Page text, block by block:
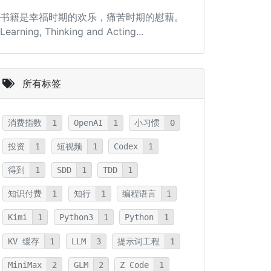
书籍是幸福时期的欢乐，痛苦时期的慰藉。
Learning, Thinking and Acting...
所有标签
消费指数 1 OpenAI 1 小习惯 0
投资 1 短视频 1 Codex 1
得到 1 SDD 1 TDD 1
知识付费 1 知行 1 编程语言 1
Kimi 1 Python3 1 Python 1
KV 缓存 1 LLM 3 提示词工程 1
MiniMax 2 GLM 2 Z Code 1